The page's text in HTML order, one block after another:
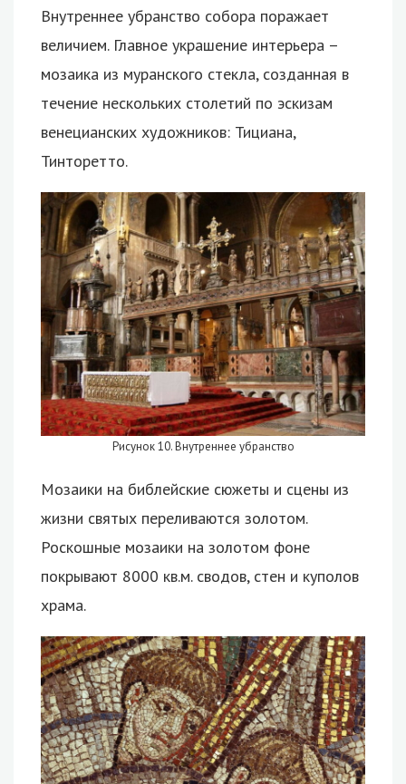
Внутреннее убранство собора поражает
величием. Главное украшение интерьера –
мозаика из муранского стекла, созданная в
течение нескольких столетий по эскизам
венецианских художников: Тициана,
Тинторетто.
Рисунок 10. Внутреннее убранство
Мозаики на библейские сюжеты и сцены из
жизни святых переливаются золотом.
Роскошные мозаики на золотом фоне
покрывают 8000 кв.м. сводов, стен и куполов
храма.